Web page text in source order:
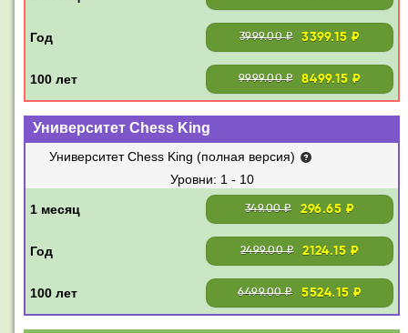
3999.00 ₽ 3399.15 ₽
9999.00 ₽ 8499.15 ₽
Университет Chess King
Университет Chess King (полная версия)
1 - 10
349.00 ₽ 296.65 ₽
2499.00 ₽ 2124.15 ₽
6499.00 ₽ 5524.15 ₽